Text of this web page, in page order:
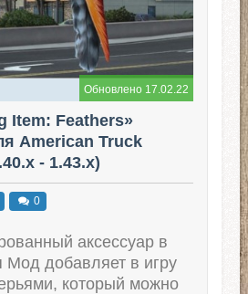
Обновлено 17.02.22
Item: Feathers»
American Truck
- 1.43.x)
0
аксессуар в
Мод добавляет в игру
который можно